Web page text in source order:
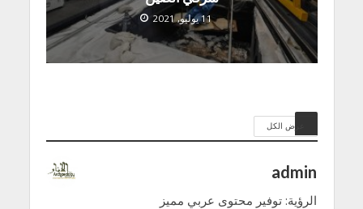
11 يوليو, 2021
عرض الكل
admin
الرؤية: توفير محتوى عربي مميز